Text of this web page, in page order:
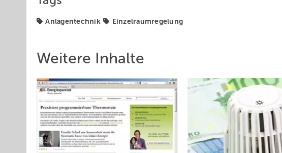
Anlagentechnik Einzelraumregelung
Weitere Inhalte